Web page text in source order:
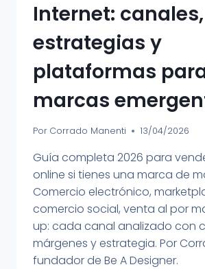
Internet: canales,
estrategias y
plataformas
marcas
Por Corrado Manenti 13/04/2026
Guía completa 2026 para
online si tienes una marca de
Comercio electrónico,
comercio social, venta al por
up: cada canal analizado con
márgenes y estrategia. Por
fundador de Be A Designer.